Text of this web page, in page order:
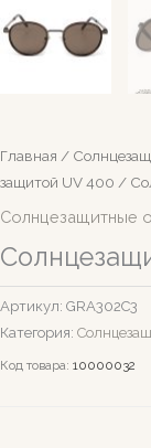
Главная /
защитой UV 400 /
Солнцезащитные
Артикул: GRA302С3
Категория:
Код товара: 10000032